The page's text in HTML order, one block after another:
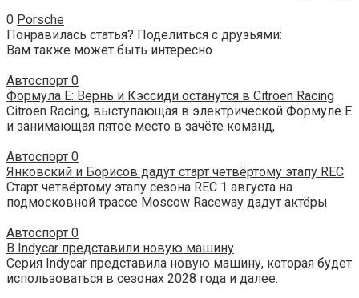
0 Porsche
Понравилась статья? Поделиться с друзьями:
Вам также может быть интересно
Автоспорт 0
Формула Е: Вернь и Кэссиди останутся в Citroen Racing
Citroen Racing, выступающая в электрической Формуле Е
и занимающая пятое место в зачёте команд,
Автоспорт 0
Янковский и Борисов дадут старт четвёртому этапу REC
Старт четвёртому этапу сезона REC 1 августа на
подмосковной трассе Moscow Raceway дадут актёры
Автоспорт 0
В Indycar представили новую машину
Серия Indycar представила новую машину, которая будет
использоваться в сезонах 2028 года и далее.